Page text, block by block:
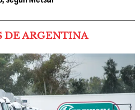
DE ARGENTINA